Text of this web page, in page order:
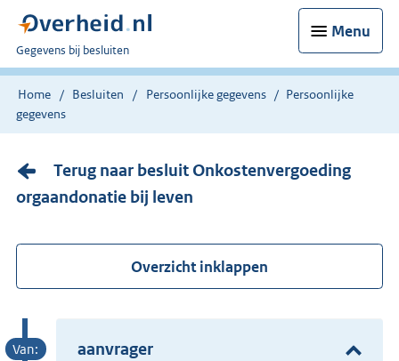
Menu
U
bent
nu
Gegevens bij besluiten
Home Besluiten Persoonlijke gegevens
Persoonlijke
gegevens
Terug naar besluit Onkostenvergoeding
orgaandonatie bij leven
Overzicht inklappen
aanvrager